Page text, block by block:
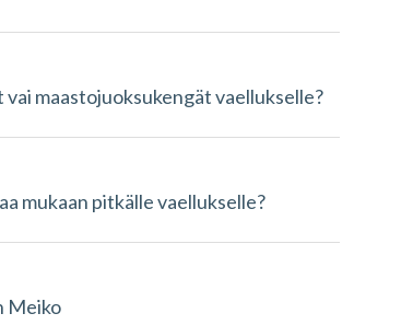
vai maastojuoksukengät vaellukselle?
mukaan pitkälle vaellukselle?
Meiko